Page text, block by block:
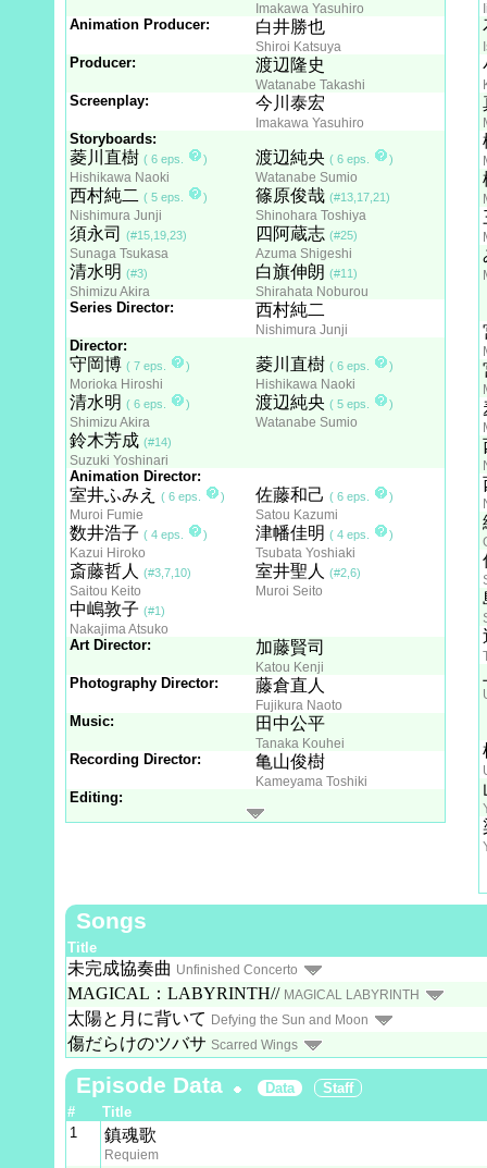
Imakawa Yasuhiro
Animation Producer: 白井勝也
Shiroi Katsuya
Producer: 渡辺隆史
Watanabe Takashi
Screenplay: 今川泰宏
Imakawa Yasuhiro
Storyboards:
菱川直樹 ( 6 eps. )
Hishikawa Naoki
西村純二 ( 5 eps. )
Nishimura Junji
須永司 (#15,19,23)
Sunaga Tsukasa
清水明 (#3)
Shimizu Akira
渡辺純央 ( 6 eps. )
Watanabe Sumio
篠原俊哉 (#13,17,21)
Shinohara Toshiya
四阿蔵志 (#25)
Azuma Shigeshi
白旗伸朗 (#11)
Shirahata Noburou
Series Director: 西村純二
Nishimura Junji
Director:
守岡博 ( 7 eps. )
Morioka Hiroshi
清水明 ( 6 eps. )
Shimizu Akira
鈴木芳成 (#14)
Suzuki Yoshinari
菱川直樹 ( 6 eps. )
Hishikawa Naoki
渡辺純央 ( 5 eps. )
Watanabe Sumio
Animation Director:
室井ふみえ ( 6 eps. )
Muroi Fumie
数井浩子 ( 4 eps. )
Kazui Hiroko
斎藤哲人 (#3,7,10)
Saitou Keito
中嶋敦子 (#1)
Nakajima Atsuko
佐藤和己 ( 6 eps. )
Satou Kazumi
津幡佳明 ( 4 eps. )
Tsubata Yoshiaki
室井聖人 (#2,6)
Muroi Seito
Art Director: 加藤賢司
Katou Kenji
Photography Director: 藤倉直人
Fujikura Naoto
Music: 田中公平
Tanaka Kouhei
Recording Director: 亀山俊樹
Kameyama Toshiki
Editing:
Songs
Title
未完成協奏曲 Unfinished Concerto
MAGICAL：LABYRINTH// MAGICAL LABYRINTH
太陽と月に背いて Defying the Sun and Moon
傷だらけのツバサ Scarred Wings
Episode Data Data
Staff
#
Title
1
鎮魂歌
Requiem